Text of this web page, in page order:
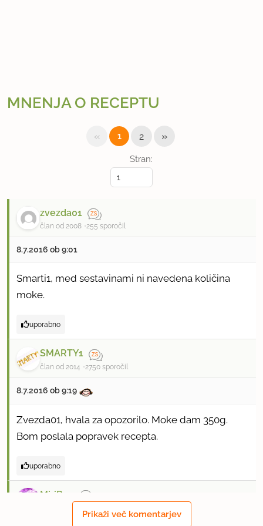
MNENJA O RECEPTU
Stran:
« 1 2 »
zvezda01
član od 2008 255 sporočil
8.7.2016 ob 9:01
Smarti1, med sestavinami ni navedena količina
moke.
uporabno
SMARTY1
član od 2014 2750 sporočil
8.7.2016 ob 9:19
Zvezda01, hvala za opozorilo. Moke dam 350g.
Bom poslala popravek recepta.
uporabno
MiriBon
Prikaži več komentarjev